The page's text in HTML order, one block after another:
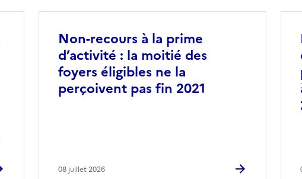
Non-recours à la prime
d’activité : la moitié des
foyers éligibles ne la
perçoivent pas fin 2021
08 juillet 2026